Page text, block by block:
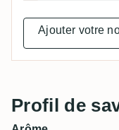
Ajouter votre
Profil de